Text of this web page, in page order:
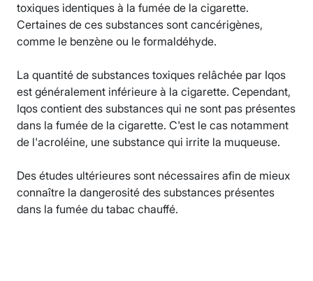
toxiques identiques à la fumée de la cigarette.
Certaines de ces substances sont cancérigènes,
comme le benzène ou le formaldéhyde.
La quantité de substances toxiques relâchée par Iqos
est généralement inférieure à la cigarette. Cependant,
Iqos contient des substances qui ne sont pas présentes
dans la fumée de la cigarette. C'est le cas notamment
de l'acroléine, une substance qui irrite la muqueuse.
Des études ultérieures sont nécessaires afin de mieux
connaître la dangerosité des substances présentes
dans la fumée du tabac chauffé.